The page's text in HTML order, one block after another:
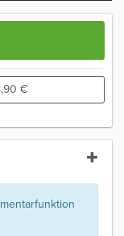
€